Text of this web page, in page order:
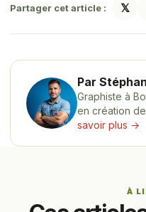
Partager cet article : 𝕏
Par
Graphiste à
en création
savoir plus →
À